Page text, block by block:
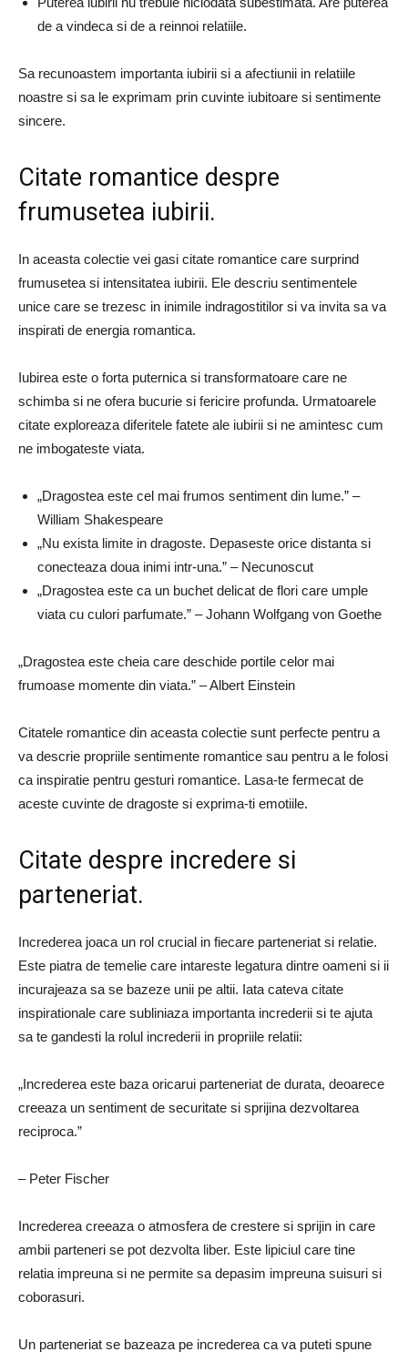
de a vindeca si de a reinnoi relatiile.
Sa recunoastem importanta iubirii si a afectiunii in relatiile
noastre si sa le exprimam prin cuvinte iubitoare si sentimente
sincere.
Citate romantice despre
frumusetea iubirii.
In aceasta colectie vei gasi citate romantice care surprind
frumusetea si intensitatea iubirii. Ele descriu sentimentele
unice care se trezesc in inimile indragostitilor si va invita sa va
inspirati de energia romantica.
Iubirea este o forta puternica si transformatoare care ne
schimba si ne ofera bucurie si fericire profunda. Urmatoarele
citate exploreaza diferitele fatete ale iubirii si ne amintesc cum
ne imbogateste viata.
„Dragostea este cel mai frumos sentiment din lume.” –
William Shakespeare
„Nu exista limite in dragoste. Depaseste orice distanta si
conecteaza doua inimi intr-una.” – Necunoscut
„Dragostea este ca un buchet delicat de flori care umple
viata cu culori parfumate.” – Johann Wolfgang von Goethe
„Dragostea este cheia care deschide portile celor mai
frumoase momente din viata.” – Albert Einstein
Citatele romantice din aceasta colectie sunt perfecte pentru a
va descrie propriile sentimente romantice sau pentru a le folosi
ca inspiratie pentru gesturi romantice. Lasa-te fermecat de
aceste cuvinte de dragoste si exprima-ti emotiile.
Citate despre incredere si
parteneriat.
Increderea joaca un rol crucial in fiecare parteneriat si relatie.
Este piatra de temelie care intareste legatura dintre oameni si ii
incurajeaza sa se bazeze unii pe altii. Iata cateva citate
inspirationale care subliniaza importanta increderii si te ajuta
sa te gandesti la rolul increderii in propriile relatii:
„Increderea este baza oricarui parteneriat de durata, deoarece
creeaza un sentiment de securitate si sprijina dezvoltarea
reciproca.”
– Peter Fischer
Increderea creeaza o atmosfera de crestere si sprijin in care
ambii parteneri se pot dezvolta liber. Este lipiciul care tine
relatia impreuna si ne permite sa depasim impreuna suisuri si
coborasuri.
Un parteneriat se bazeaza pe increderea ca va puteti spune